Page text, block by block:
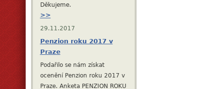
Děkujeme.
>>
29.11.2017
Penzion roku 2017 v
Praze
Podařilo se nám získat
ocenění Penzion roku 2017 v
Praze. Anketa PENZION ROKU